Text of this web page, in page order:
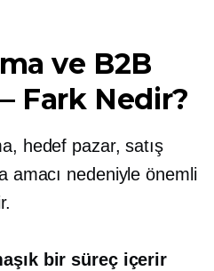
ve B2B
Fark Nedir?
hedef pazar, satış
amacı nedeniyle önemli
bir süreç içerir